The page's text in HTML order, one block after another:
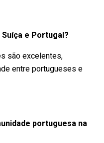
e Portugal?
são excelentes,
entre portugueses e
portuguesa na